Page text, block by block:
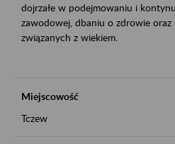
dojrzałe w podejmowaniu i
zawodowej, dbaniu o zdrowie
związanych z wiekiem.
Miejscowość
Tczew